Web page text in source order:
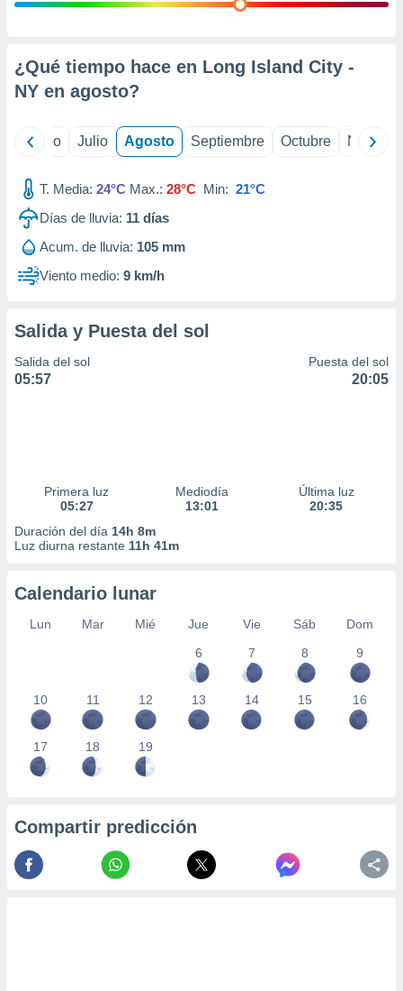
e
mediante
publicidad
de
1199
¿Qué tiempo hace en Long Island City -
NY en agosto?
Junio Julio Agosto Septiembre Octubre
T. Media: 24°C Max.: 28°C Min: 21°C
Días de lluvia: 11 días
Acum. de lluvia: 105 mm
Viento medio: 9 km/h
Salida y Puesta del sol
Salida del sol
05:57
Puesta del sol
20:05
Primera luz
05:27
Mediodía
13:01
Última luz
20:35
Duración del día 14h 8m
Luz diurna restante 11h 41m
Calendario lunar
Lun Mar Mié Jue Vie Sáb
Dom
6
7 8 9
10 11 12 13 14 15 16
17 18 19
Compartir predicción